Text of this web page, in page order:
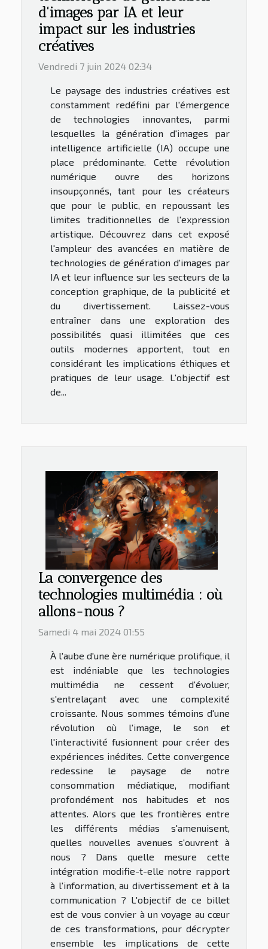
d'images par IA et leur
impact sur les industries
créatives
Vendredi 7 juin 2024 02:34
Le paysage des industries créatives est
constamment redéfini par l'émergence
de technologies innovantes, parmi
lesquelles la génération d'images par
intelligence artificielle (IA) occupe une
place prédominante. Cette révolution
numérique ouvre des horizons
insoupçonnés, tant pour les créateurs
que pour le public, en repoussant les
limites traditionnelles de l'expression
artistique. Découvrez dans cet exposé
l'ampleur des avancées en matière de
technologies de génération d'images par
IA et leur influence sur les secteurs de la
conception graphique, de la publicité et
du divertissement. Laissez-vous
entraîner dans une exploration des
possibilités quasi illimitées que ces
outils modernes apportent, tout en
considérant les implications éthiques et
pratiques de leur usage. L'objectif est
de...
La convergence des
technologies multimédia : où
allons-nous ?
Samedi 4 mai 2024 01:55
À l'aube d'une ère numérique prolifique, il
est indéniable que les technologies
multimédia ne cessent d'évoluer,
s'entrelaçant avec une complexité
croissante. Nous sommes témoins d'une
révolution où l'image, le son et
l'interactivité fusionnent pour créer des
expériences inédites. Cette convergence
redessine le paysage de notre
consommation médiatique, modifiant
profondément nos habitudes et nos
attentes. Alors que les frontières entre
les différents médias s'amenuisent,
quelles nouvelles avenues s'ouvrent à
nous ? Dans quelle mesure cette
intégration modifie-t-elle notre rapport
à l'information, au divertissement et à la
communication ? L'objectif de ce billet
est de vous convier à un voyage au cœur
de ces transformations, pour décrypter
ensemble les implications de cette